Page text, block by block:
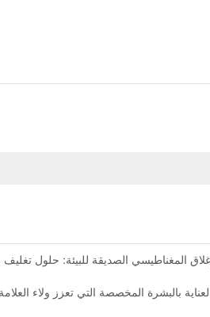
المغناطيسي الصديقة للبيئة: حلول
بالبشرة المخصصة التي تعزز ولاء العلامة